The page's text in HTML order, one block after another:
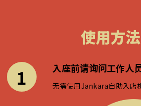
使用方法
1 入座前请询问工作人
无需使用Jankara自助入店